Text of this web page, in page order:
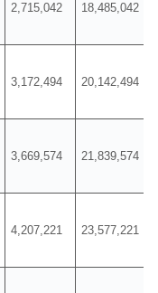
2,715,042 18,485,042
3,172,494 20,142,494
3,669,574 21,839,574
4,207,221 23,577,221